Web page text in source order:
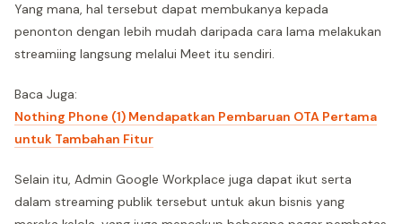
Yang mana, hal tersebut dapat membukanya kepada
penonton dengan lebih mudah daripada cara lama melakukan
streamiing langsung melalui Meet itu sendiri.
Baca Juga:
Nothing Phone (1) Mendapatkan Pembaruan OTA Pertama
untuk Tambahan Fitur
Selain itu, Admin Google Workplace juga dapat ikut serta
dalam streaming publik tersebut untuk akun bisnis yang